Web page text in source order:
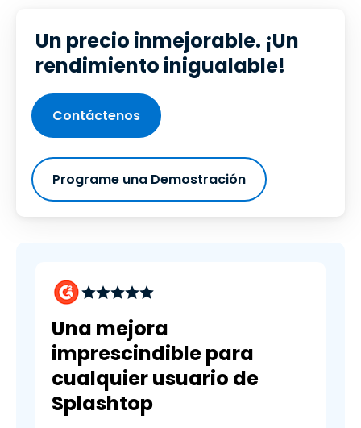
Un precio inmejorable. ¡Un
rendimiento inigualable!
Contáctenos
Programe una Demostración
Una mejora
imprescindible para
cualquier usuario de
Splashtop